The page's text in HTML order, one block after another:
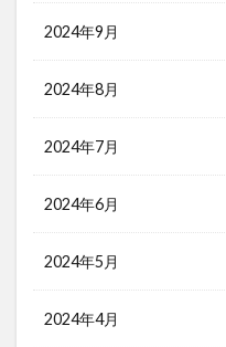
2024年9月
2024年8月
2024年7月
2024年6月
2024年5月
2024年4月